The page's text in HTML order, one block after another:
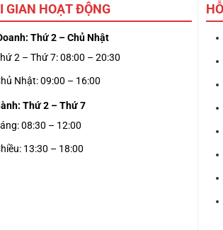
GIAN HOẠT ĐỘNG
Thứ 2 – Chủ Nhật
2 – Thứ 7: 08:00 – 20:30
Nhật: 09:00 – 16:00
Thứ 2 – Thứ 7
08:30 – 12:00
13:30 – 18:00